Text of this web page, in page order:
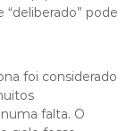
pode
foi considerado
falta. O